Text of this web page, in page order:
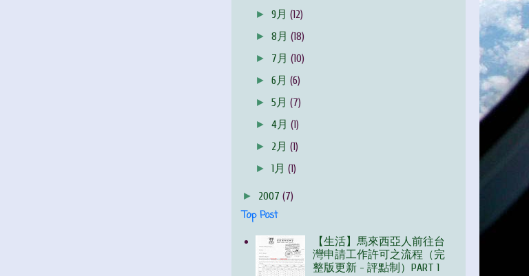
►9月(12)
►8月(18)
► 7月(10)
►6月(6)
►5月(7)
►4月(1)
► 2月(1)
►1月(1)
► 2007 (7)
Top Post
【生活】馬來西亞人前往台
灣申請工作許可之流程（完
整版更新 - 評點制）PART 1